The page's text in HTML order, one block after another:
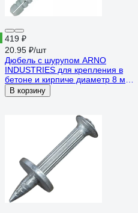
419 ₽
20.95 ₽/шт
Дюбель с шурупом ARNO
INDUSTRIES для крепления в
бетоне и кирпиче диаметр 8 мм
20 шт длина 120 мм шуруп с
потайной головкой контейнeр
В корзину